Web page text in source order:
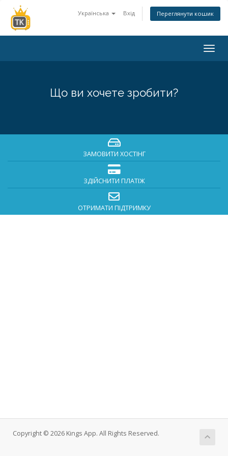
Українська Вхід Переглянути кошик
Що ви хочете зробити?
ЗАМОВИТИ ХОСТІНГ
ЗДІЙСНИТИ ПЛАТІЖ
ОТРИМАТИ ПІДТРИМКУ
Copyright © 2026 Kings App. All Rights Reserved.